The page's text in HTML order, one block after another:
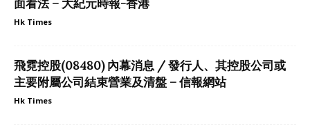
面看法 – 大紀元時報-香港
Hk Times
飛霓控股(08480) 內幕消息 / 發行人、其控股公司或
主要附屬公司結束營業及清盤 – 信報網站
Hk Times